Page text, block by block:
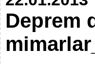
Deprem